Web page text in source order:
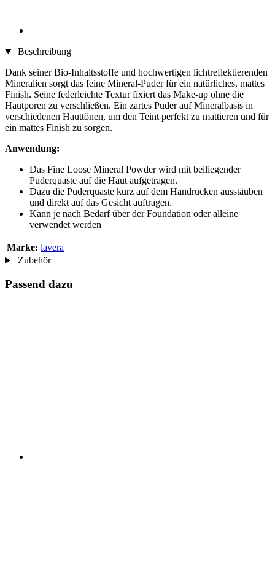
Beschreibung
Dank seiner Bio-Inhaltsstoffe und hochwertigen lichtreflektierenden
Mineralien sorgt das feine Mineral-Puder für ein natürliches, mattes
Finish. Seine federleichte Textur fixiert das Make-up ohne die
Hautporen zu verschließen. Ein zartes Puder auf Mineralbasis in
verschiedenen Hauttönen, um den Teint perfekt zu mattieren und für
ein mattes Finish zu sorgen.
Anwendung:
Das Fine Loose Mineral Powder wird mit beiliegender
Puderquaste auf die Haut aufgetragen.
Dazu die Puderquaste kurz auf dem Handrücken ausstäuben
und direkt auf das Gesicht auftragen.
Kann je nach Bedarf über der Foundation oder alleine
verwendet werden
Marke: lavera
Zubehör
Passend dazu